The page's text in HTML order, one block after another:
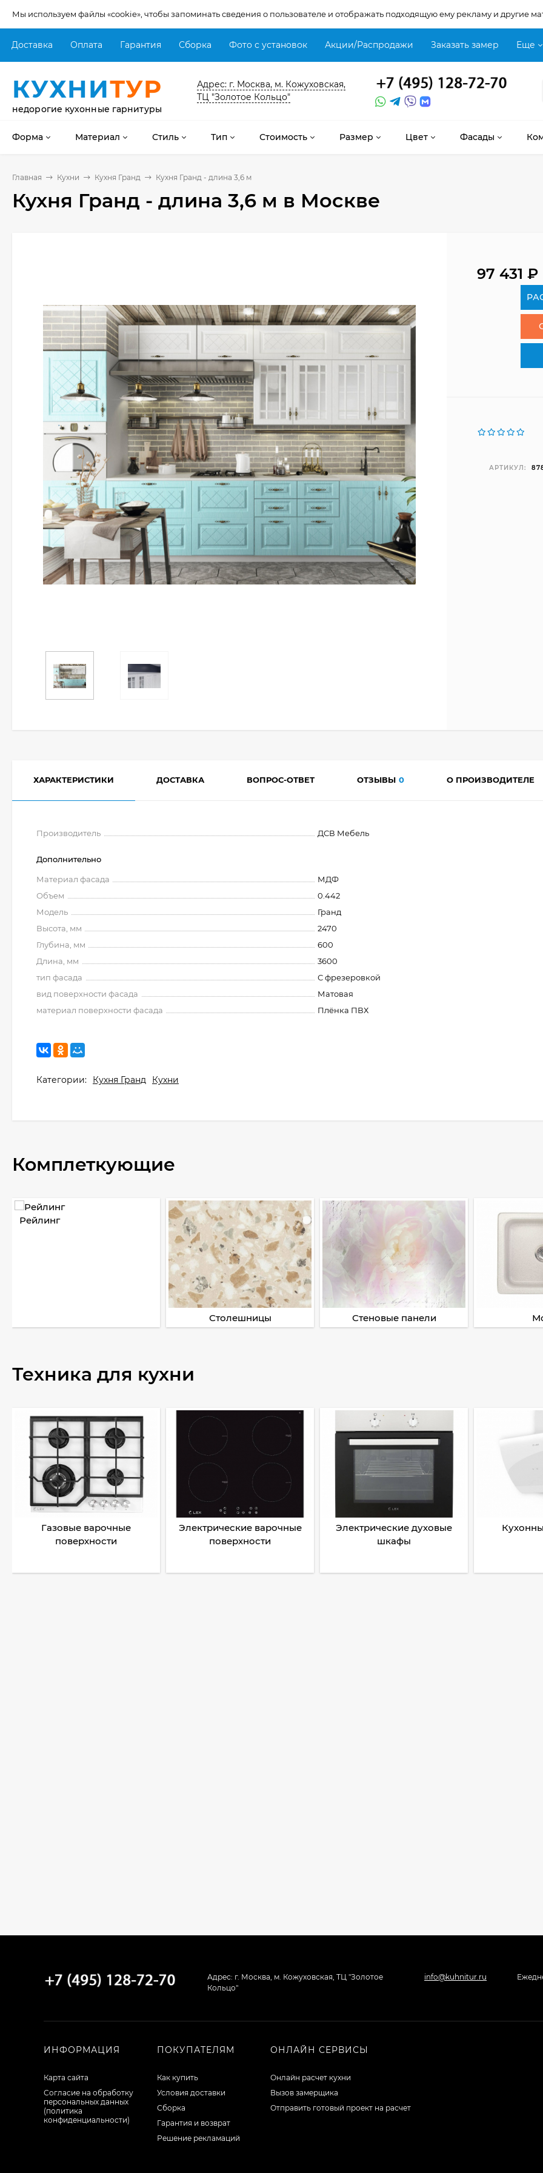
Мы используем файлы «cookie», чтобы запоминать сведения о пользователе и отображать подходящую ему рекламу и другие
Доставка Оплата Гарантия Сборка Фото с установок Акции/Распродажи Заказать замер Еще
КУХНИТУР
недорогие кухонные гарнитуры
Адрес: г. Москва, м. Кожуховская,
ТЦ "Золотое Кольцо"
Форма Материал Стиль Тип Стоимость Размер Цвет Фасады
Главная Кухни Кухня Гранд Кухня Гранд - длина 3,6 м
Кухня Гранд - длина 3,6 м в Москве
97 431₽
АРТИКУЛ:
ХАРАКТЕРИСТИКИ ДОСТАВКА ВОПРОС-ОТВЕТ ОТЗЫВЫ 0 О ПРОИЗВОДИТЕЛЕ
Производитель ДСВ Мебель
Дополнительно
Материал фасада
МДФ
Объем
0.442
Модель
Гранд
Высота, мм
2470
Глубина, мм
600
Длина, мм
3600
тип фасада
С фрезеровкой
вид поверхности фасада
Матовая
материал поверхности фасада
Плёнка ПВХ
Категории: Кухня Гранд Кухни
Комплеткующие
Рейлинг
Столешницы Стеновые панели
Техника для кухни
Газовые варочные
поверхности
Электрические варочные
поверхности
Электрические духовые
шкафы
Адрес: г. Москва, м. Кожуховская, ТЦ "Золотое
Кольцо"
info@kuhnitur.ru
ИНФОРМАЦИЯ
Карта сайта
Согласие на обработку
персональных данных
(политика
конфиденциальности)
ПОКУПАТЕЛЯМ
Как купить
Условия доставки
Сборка
Гарантия и возврат
Решение рекламаций
ОНЛАЙН СЕРВИСЫ
Онлайн расчет кухни
Вызов замерщика
Отправить готовый проект на расчет